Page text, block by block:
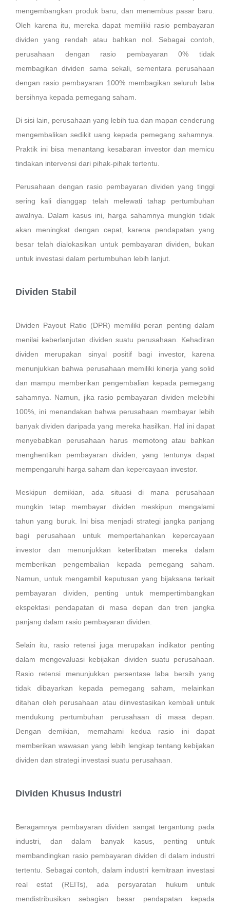
mengembangkan produk baru, dan menembus pasar baru.
Oleh karena itu, mereka dapat memiliki rasio pembayaran
dividen yang rendah atau bahkan nol. Sebagai contoh,
perusahaan dengan rasio pembayaran 0% tidak
membagikan dividen sama sekali, sementara perusahaan
dengan rasio pembayaran 100% membagikan seluruh laba
bersihnya kepada pemegang saham.
Di sisi lain, perusahaan yang lebih tua dan mapan cenderung
mengembalikan sedikit uang kepada pemegang sahamnya.
Praktik ini bisa menantang kesabaran investor dan memicu
tindakan intervensi dari pihak-pihak tertentu.
Perusahaan dengan rasio pembayaran dividen yang tinggi
sering kali dianggap telah melewati tahap pertumbuhan
awalnya. Dalam kasus ini, harga sahamnya mungkin tidak
akan meningkat dengan cepat, karena pendapatan yang
besar telah dialokasikan untuk pembayaran dividen, bukan
untuk investasi dalam pertumbuhan lebih lanjut.
Dividen Stabil
Dividen Payout Ratio (DPR) memiliki peran penting dalam
menilai keberlanjutan dividen suatu perusahaan. Kehadiran
dividen merupakan sinyal positif bagi investor, karena
menunjukkan bahwa perusahaan memiliki kinerja yang solid
dan mampu memberikan pengembalian kepada pemegang
sahamnya. Namun, jika rasio pembayaran dividen melebihi
100%, ini menandakan bahwa perusahaan membayar lebih
banyak dividen daripada yang mereka hasilkan. Hal ini dapat
menyebabkan perusahaan harus memotong atau bahkan
menghentikan pembayaran dividen, yang tentunya dapat
mempengaruhi harga saham dan kepercayaan investor.
Meskipun demikian, ada situasi di mana perusahaan
mungkin tetap membayar dividen meskipun mengalami
tahun yang buruk. Ini bisa menjadi strategi jangka panjang
bagi perusahaan untuk mempertahankan kepercayaan
investor dan menunjukkan keterlibatan mereka dalam
memberikan pengembalian kepada pemegang saham.
Namun, untuk mengambil keputusan yang bijaksana terkait
pembayaran dividen, penting untuk mempertimbangkan
ekspektasi pendapatan di masa depan dan tren jangka
panjang dalam rasio pembayaran dividen.
Selain itu, rasio retensi juga merupakan indikator penting
dalam mengevaluasi kebijakan dividen suatu perusahaan.
Rasio retensi menunjukkan persentase laba bersih yang
tidak dibayarkan kepada pemegang saham, melainkan
ditahan oleh perusahaan atau diinvestasikan kembali untuk
mendukung pertumbuhan perusahaan di masa depan.
Dengan demikian, memahami kedua rasio ini dapat
memberikan wawasan yang lebih lengkap tentang kebijakan
dividen dan strategi investasi suatu perusahaan.
Dividen Khusus Industri
Beragamnya pembayaran dividen sangat tergantung pada
industri, dan dalam banyak kasus, penting untuk
membandingkan rasio pembayaran dividen di dalam industri
tertentu. Sebagai contoh, dalam industri kemitraan investasi
real estat (REITs), ada persyaratan hukum untuk
mendistribusikan sebagian besar pendapatan kepada